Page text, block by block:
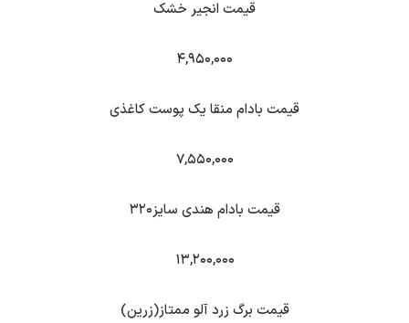
قیمت انجیر خشک
۴,۹۵۰,۰۰۰
قیمت بادام منقا یک پوست کاغذی
۷,۵۵۰,۰۰۰
قیمت بادام هندی سایز۳۲۰
۱۳,۲۰۰,۰۰۰
قیمت برگ زرد آلو ممتاز(زرین)